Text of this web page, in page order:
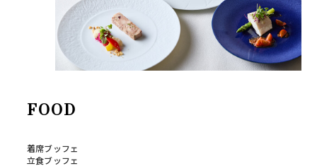
FOOD
着席ブッフェ
立食ブッフェ